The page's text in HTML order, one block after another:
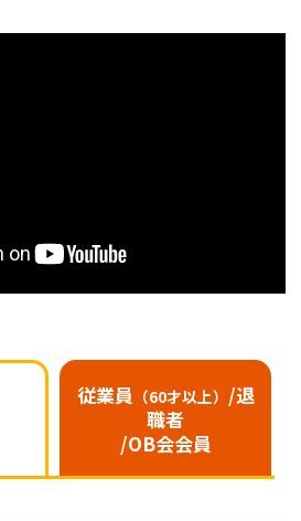
従業員 （60才以上） /退
職者
/OB会会員